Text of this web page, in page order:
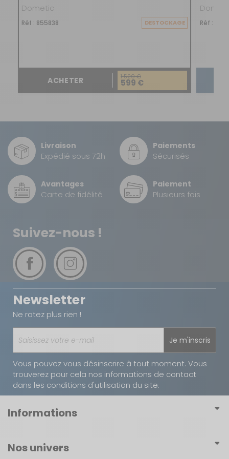
conservant une bonne ventilation.
Rideaux :
120 mm
Matériau de
l'armature :
Gonflable
Dometic
Réf : 855838 DESTOCKAGE
ACHETER 1 520 €
599 €
Réf :
Livraison
Expédié sous 72h
Paiements
Sécurisés
Avantages
Carte de fidélité
Paiement
Plusieurs fois
Suivez-nous !
Newsletter
Ne ratez plus rien !
Je m'inscris
Vous pouvez vous désinscrire à tout moment. Vous
trouverez pour cela nos informations de contact
dans les conditions d'utilisation du site.
Informations
Conditions générales d'utilisation
Nos univers